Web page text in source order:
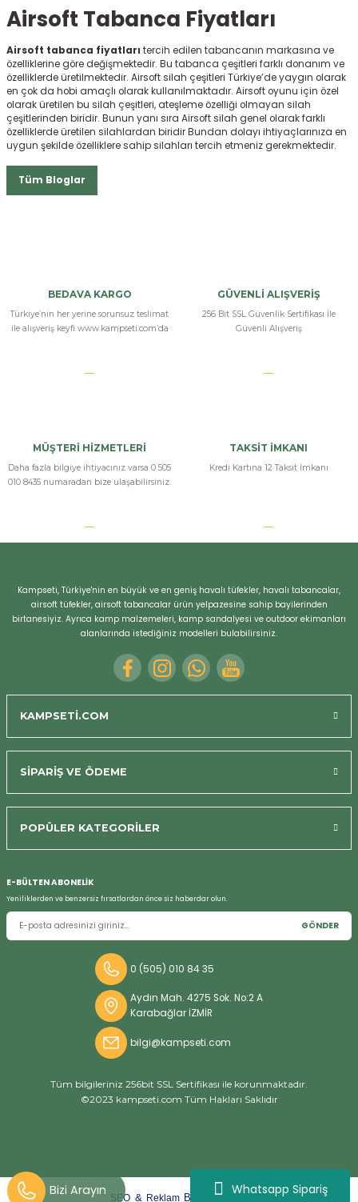
Whatsapp Sipariş
Airsoft Tabanca Fiyatları
Airsoft tabanca fiyatları tercih edilen tabancanın markasına ve
özelliklerine göre değişmektedir. Bu tabanca çeşitleri farklı donanım ve
özelliklerde üretilmektedir. Airsoft silah çeşitleri Türkiye’de yaygın olarak
en çok da hobi amaçlı olarak kullanılmaktadır. Airsoft oyunu için özel
olarak üretilen bu silah çeşitleri, ateşleme özelliği olmayan silah
çeşitlerinden biridir. Bunun yanı sıra Airsoft silah genel olarak farklı
özelliklerde üretilen silahlardan biridir Bundan dolayı ihtiyaçlarınıza en
uygun şekilde özelliklere sahip silahları tercih etmeniz gerekmektedir.
Tüm Bloglar
BEDAVA KARGO
Türkiye’nin her yerine sorunsuz teslimat
ile alışveriş keyfi www.kampseti.com’da
GÜVENLİ ALIŞVERİŞ
256 Bit SSL Güvenlik Sertifikası İle
Güvenli Alışveriş
MÜŞTERİ HİZMETLERİ
Daha fazla bilgiye ihtiyacınız varsa 0 505
010 8435 numaradan bize ulaşabilirsiniz.
TAKSİT İMKANI
Kredi Kartına 12 Taksit İmkanı
Kampseti, Türkiye'nin en büyük ve en geniş havalı tüfekler, havalı tabancalar,
airsoft tüfekler, airsoft tabancalar ürün yelpazesine sahip bayilerinden
birtanesiyiz. Ayrıca kamp malzemeleri, kamp sandalyesi ve outdoor ekimanları
alanlarında istediğiniz modelleri bulabilirsiniz.
KAMPSETİ.COM
SİPARİŞ VE ÖDEME
POPÜLER KATEGORİLER
E-BÜLTEN ABONELİK
Yeniliklerden ve benzersiz fırsatlardan önce siz haberdar olun.
GÖNDER
0 (505) 010 84 35
Aydın Mah. 4275 Sok. No:2 A
Karabağlar İZMİR
bilgi@kampseti.com
Tüm bilgileriniz 256bit SSL Sertifikası ile korunmaktadır.
©2023 kampseti.com Tüm Hakları Saklıdır
Bizi Arayın
SEO & Reklam By aratify